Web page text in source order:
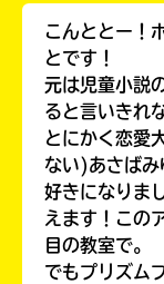
こんととー！
とです！
元は児童小説
ると言いきれ
とにかく恋愛
ない)あさば
好きになりま
えます！この
目の教室で。
でもプリズム